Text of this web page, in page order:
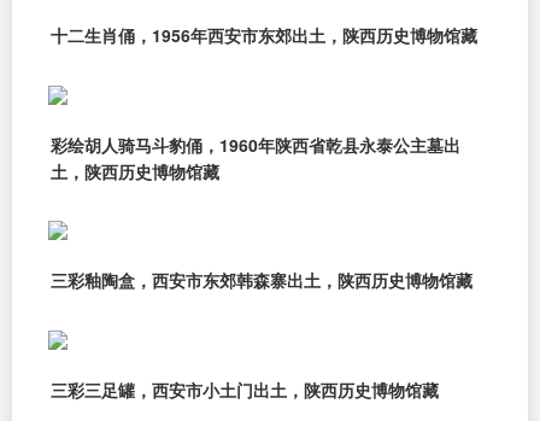
十二生肖俑，1956年西安市东郊出土，陕西历史博物馆藏
彩绘胡人骑马斗豹俑，1960年陕西省乾县永泰公主墓出
土，陕西历史博物馆藏
三彩釉陶盒，西安市东郊韩森寨出土，陕西历史博物馆藏
三彩三足罐，西安市小土门出土，陕西历史博物馆藏